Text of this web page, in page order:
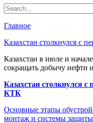
Главное
Казахстан столкнулся с
Казахстан в июле и
сокращать добычу нефти
Казахстан столкнулся с
КТК
Основные этапы
монтаж и системы защиты